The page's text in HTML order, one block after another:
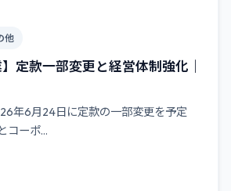
他
】定款一部変更と経営体制強化｜
年6月24日に定款の一部変更を予定
コーポ...